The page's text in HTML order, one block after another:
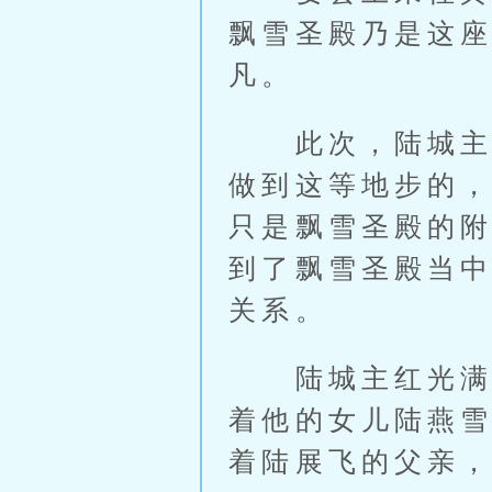
飘雪圣殿乃是这
凡。
此次，陆城主
做到这等地步的
只是飘雪圣殿的
到了飘雪圣殿当
关系。
陆城主红光满
着他的女儿陆燕
着陆展飞的父亲